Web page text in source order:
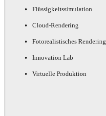
Flüssigkeitssimulation
Cloud-Rendering
Fotorealistisches Rendering
Innovation Lab
Virtuelle Produktion